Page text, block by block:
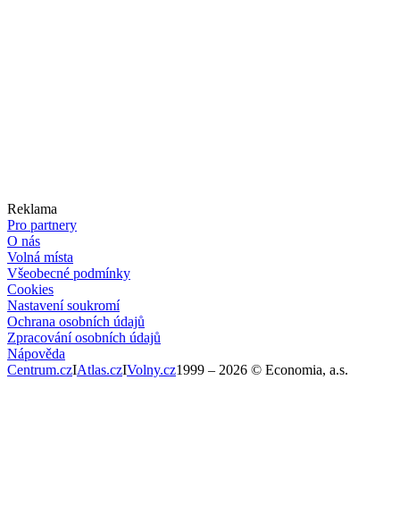
Reklama
Pro partnery
O nás
Volná místa
Všeobecné podmínky
Cookies
Nastavení soukromí
Ochrana osobních údajů
Zpracování osobních údajů
Nápověda
Centrum.czIAtlas.czIVolny.cz1999 – 2026 © Economia, a.s.